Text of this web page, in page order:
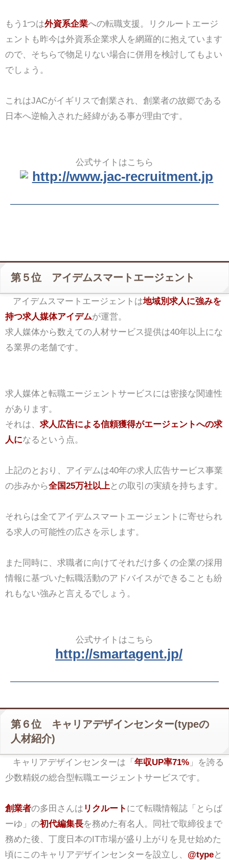
もう1つは外資系企業への転職支援。リクルートエージ
ェントも昨今は外資系企業求人を網羅的に抱えています
ので、そちらで物足りない場合に併用を検討してもよい
でしょう。
これはJACがイギリスで創業され、創業者の故郷である
日本へ逆輸入された経緯がある事が理由です。
公式サイトはこちら
http://www.jac-recruitment.jp
第５位 アイデムスマートエージェント
アイデムスマートエージェントは地域別求人に強みを
持つ求人媒体アイデムが運営。
求人媒体から数えての人材サービス提供は40年以上にな
る業界の老舗です。
求人媒体と転職エージェントサービスには密接な関連性
があります。
それは、 求人広告による信頼獲得がエージェントへの求
人になるという点。
上記のとおり、アイデムは40年の求人広告サービス事業
の歩みから全国25万社以上 との取引の実績を持ちます。
それらは全てアイデムスマートエージェントに寄せられ
る求人の可能性の広さを示します。
また同時に、求職者に向けてそれだけ多くの企業の採用
情報に基づいた転職活動のアドバイスができることも紛
れもない強みと言えるでしょう。
公式サイトはこちら
http://smartagent.jp/
第６位 キャリアデザインセンター(typeの
人材紹介)
キャリアデザインセンターは「 年収UP率71%」を誇る
少数精鋭の総合型転職エージェントサービスです。
創業者の多田さんは リクルート にて転職情報誌「とらば
ーゆ」の初代編集長を務めた有名人。同社で取締役まで
務めた後、丁度日本のIT市場が盛り上がりを見せ始めた
頃にこのキャリアデザインセンターを設立し、 @typeと